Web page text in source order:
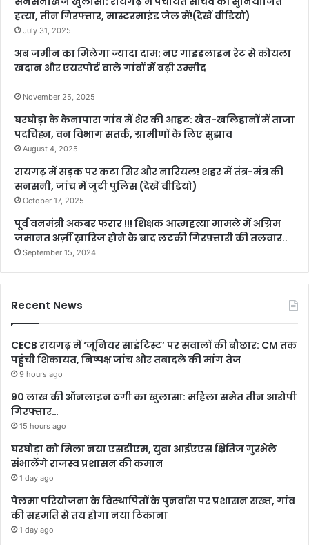
हत्या, तीन गिरफ्तार, मास्टरमाइंड जेल में!(देखें वीडियो)
July 31, 2025
अब जमीन का मिलेगा ज्यादा दाम: नए गाइडलाइन रेट से कोयला
खदान और एयरपोर्ट वाले गांवों में बढ़ी उम्मीद
November 25, 2025
घरघोड़ा के केनापारा गांव में शेर की आहट: खेत-खलिहानों में ताजा
पदचिह्न, वन विभाग सतर्क, ग्रामीणों के लिए सुझाव
August 4, 2025
रायगढ़ में सड़क पर कटा सिर और नारियल! शहर में तंत्र-मंत्र की
सनसनी, जांच में जुटी पुलिस (देखें वीडियो)
October 17, 2025
पूर्व वनमंत्री अकबर फरार !!! शिक्षक आत्महत्या मामले में अग्रिम
जमानत अर्ज़ी ख़ारिज होने के बाद लटकी गिरफ़्तारी की तलवार..
September 15, 2024
Recent News
CECB रायगढ़ में ‘जूनियर साइंटिस्ट’ पर सवालों की बौछार: CM तक
पहुंची शिकायत, निष्पक्ष जांच और तबादले की मांग तेज
9 hours ago
90 लाख की ऑनलाइन ठगी का खुलासा: महिला समेत तीन आरोपी
गिरफ्तार…
15 hours ago
घरघोड़ा को मिला नया एसडीएम, युवा आईएएस क्षितिज गुरभेले
संभालेंगे राजस्व प्रशासन की कमान
1 day ago
पेलमा परियोजना के विस्थापितों के पुनर्वास पर प्रशासन सख्त, गांव
की सहमति से तय होगा नया ठिकाना
1 day ago